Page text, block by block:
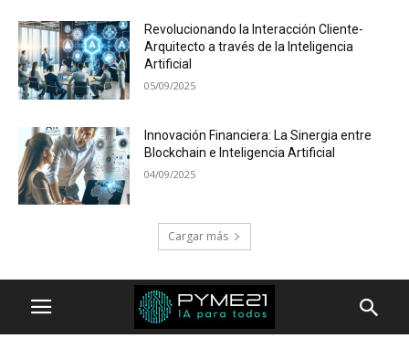
Revolucionando la Interacción Cliente-
Arquitecto a través de la Inteligencia
Artificial
05/09/2025
Innovación Financiera: La Sinergia entre
Blockchain e Inteligencia Artificial
04/09/2025
Cargar más